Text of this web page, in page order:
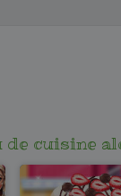
de cuisine